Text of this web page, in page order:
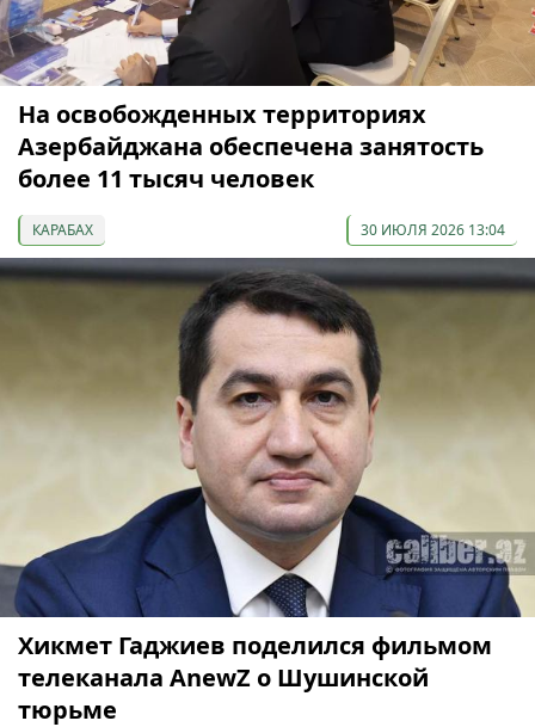
На освобожденных территориях
Азербайджана обеспечена занятость
более 11 тысяч человек
КАРАБАХ 30 ИЮЛЯ 2026 13:04
Хикмет Гаджиев поделился фильмом
телеканала AnewZ о Шушинской
тюрьме